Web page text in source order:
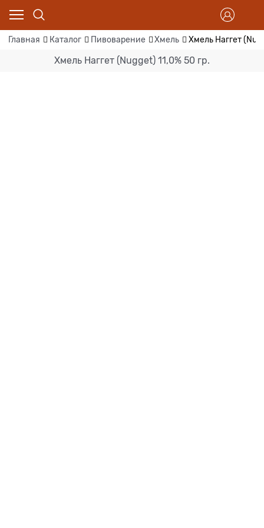
Главная Каталог Пивоварение Хмель Хмель Наггет
Хмель Наггет (Nugget) 11,0% 50 гр.